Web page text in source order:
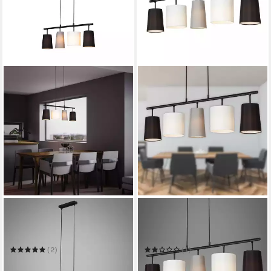
BRILONER LEUCHTEN
(2)
59,95 €
Schwarz Weiß 4009-055
(1)
ab 50,03 €